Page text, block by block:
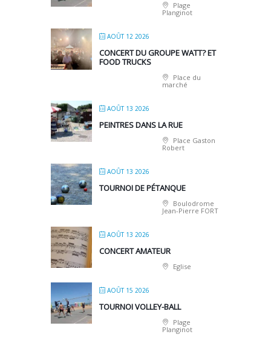
Plage
Planginot
AOÛT 12 2026
CONCERT DU GROUPE WATT? ET
FOOD TRUCKS
Place du
marché
AOÛT 13 2026
PEINTRES DANS LA RUE
Place Gaston
Robert
AOÛT 13 2026
TOURNOI DE PÉTANQUE
Boulodrome
Jean-Pierre FORT
AOÛT 13 2026
CONCERT AMATEUR
Eglise
AOÛT 15 2026
TOURNOI VOLLEY-BALL
Plage
Planginot